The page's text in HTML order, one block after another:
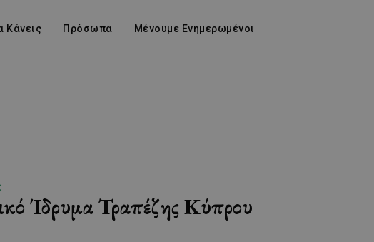
Κάνεις Πρόσωπα Μένουμε Ενημερωμένοι
Ίδρυμα Τραπέζης Κύπρου